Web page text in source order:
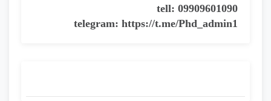
tell: 09909601090
telegram: https://t.me/Phd_admin1